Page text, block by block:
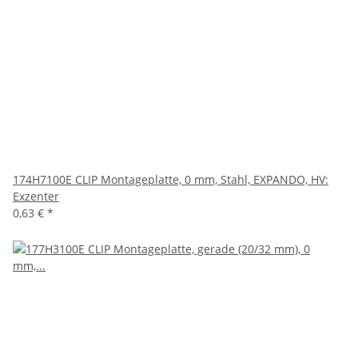
174H7100E CLIP Montageplatte, 0 mm, Stahl, EXPANDO, HV:
Exzenter
0,63 € *